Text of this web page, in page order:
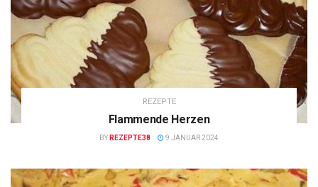
REZEPTE
Flammende Herzen
BY REZEPTE38 9 JANUAR 2024